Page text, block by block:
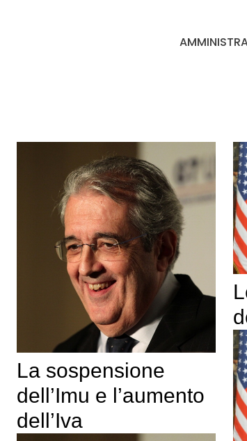
La sospensione
dell’Imu e l’aumento
dell’Iva